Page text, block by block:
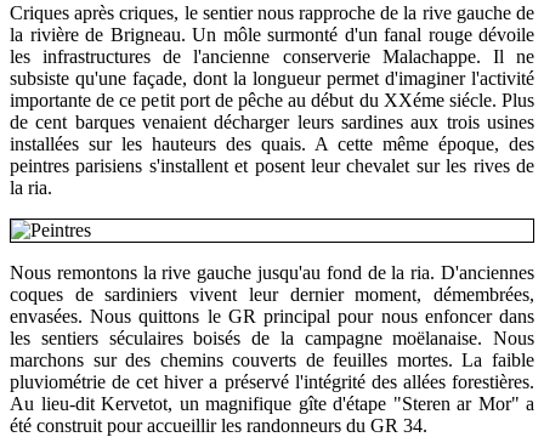
Criques après criques, le sentier nous rapproche de la rive gauche de
la rivière de Brigneau. Un môle surmonté d'un fanal rouge dévoile
les infrastructures de l'ancienne conserverie Malachappe. Il ne
subsiste qu'une façade, dont la longueur permet d'imaginer l'activité
importante de ce petit port de pêche au début du XXéme siécle. Plus
de cent barques venaient décharger leurs sardines aux trois usines
installées sur les hauteurs des quais. A cette même époque, des
peintres parisiens s'installent et posent leur chevalet sur les rives de
la ria.
Nous remontons la rive gauche jusqu'au fond de la ria. D'anciennes
coques de sardiniers vivent leur dernier moment, démembrées,
envasées. Nous quittons le GR principal pour nous enfoncer dans
les sentiers séculaires boisés de la campagne moëlanaise. Nous
marchons sur des chemins couverts de feuilles mortes. La faible
pluviométrie de cet hiver a préservé l'intégrité des allées forestières.
Au lieu-dit Kervetot, un magnifique gîte d'étape "Steren ar Mor" a
été construit pour accueillir les randonneurs du GR 34.